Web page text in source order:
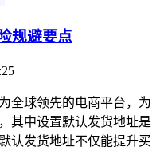
规避要点
全球领先的电商平台，为
其中设置默认发货地址是
认发货地址不仅能提升买